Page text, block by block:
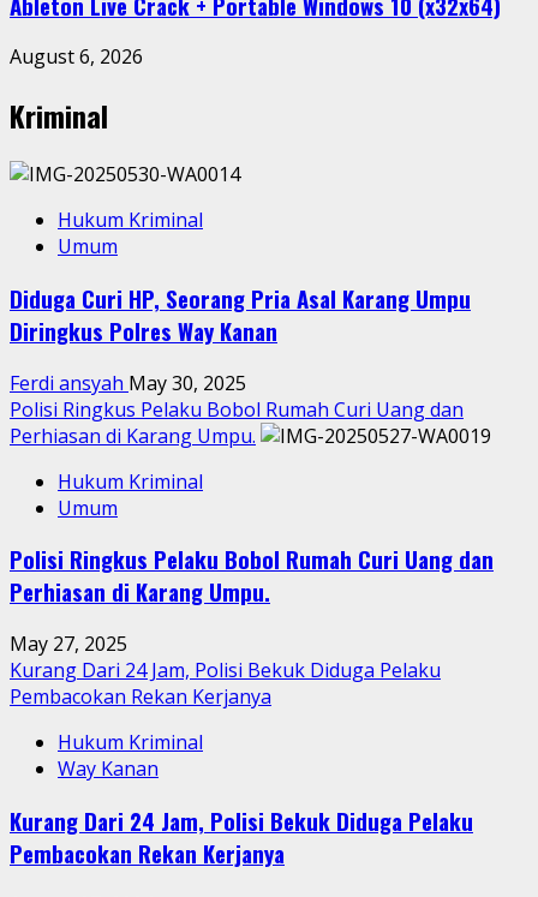
August 6, 2026
Kriminal
Hukum Kriminal
Umum
Diduga Curi HP, Seorang Pria Asal Karang Umpu
Diringkus Polres Way Kanan
Ferdi ansyah May 30, 2025
Polisi Ringkus Pelaku Bobol Rumah Curi Uang dan
Perhiasan di Karang Umpu.
Hukum Kriminal
Umum
Polisi Ringkus Pelaku Bobol Rumah Curi Uang dan
Perhiasan di Karang Umpu.
May 27, 2025
Kurang Dari 24 Jam, Polisi Bekuk Diduga Pelaku
Pembacokan Rekan Kerjanya
Hukum Kriminal
Way Kanan
Kurang Dari 24 Jam, Polisi Bekuk Diduga Pelaku
Pembacokan Rekan Kerjanya